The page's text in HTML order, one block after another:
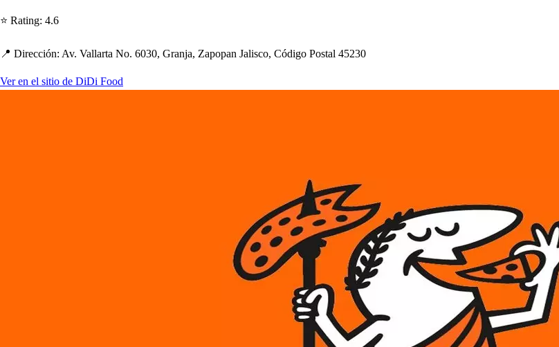
⭐ Rating: 4.6
📍 Dirección: Av. Vallarta No. 6030, Granja, Zapopan Jalisco, Código Postal 45230
Ver en el sitio de DiDi Food